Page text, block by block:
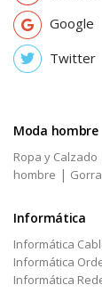
Google
Twitter
Moda hombre
Ropa y Calzado
hombre |
Informática
Informática
Informática
Informática